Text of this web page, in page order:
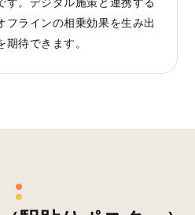
フラインの相乗効果を生み出
期待できます。